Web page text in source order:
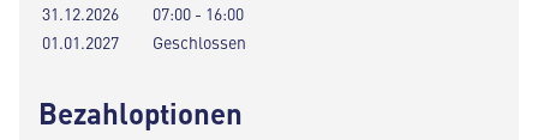
31.12.2026
07:00 - 16:00
01.01.2027
Geschlossen
Bezahloptionen